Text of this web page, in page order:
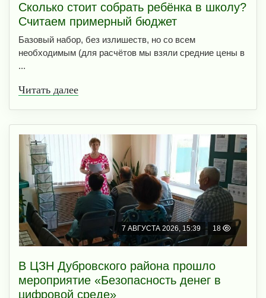
Сколько стоит собрать ребёнка в школу?
Считаем примерный бюджет
Базовый набор, без излишеств, но со всем
необходимым (для расчётов мы взяли средние цены в
...
Читать далее
7 АВГУСТА 2026, 15:39 18
В ЦЗН Дубровского района прошло
мероприятие «Безопасность денег в
цифровой среде»